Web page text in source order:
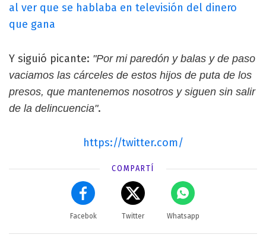
al ver que se hablaba en televisión del dinero
que gana
Y siguió picante: "Por mi paredón y balas y de paso
vaciamos las cárceles de estos hijos de puta de los
presos, que mantenemos nosotros y siguen sin salir
de la delincuencia".
https://twitter.com/
COMPARTÍ
Facebok Twitter Whatsapp